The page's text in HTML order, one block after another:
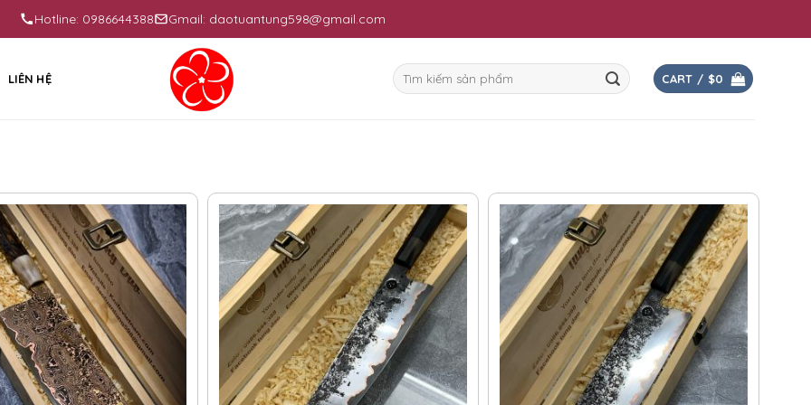
Hotline: 0986644388 Gmail: daotuantung598@gmail.com
LIÊN HỆ
Search
for:
CART / $0